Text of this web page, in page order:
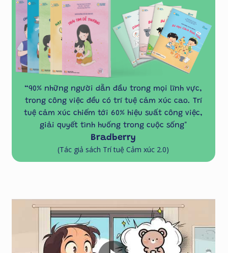
(Tác giả sách Trí tuệ Cảm xúc 2.0)
Bradberry
“90% những người dẫn đầu trong mọi lĩnh vực,
trong công việc đều có trí tuệ cảm xúc cao. Trí
tuệ cảm xúc chiếm tới 60% hiệu suất công việc,
giải quyết tình huống trong cuộc sống"